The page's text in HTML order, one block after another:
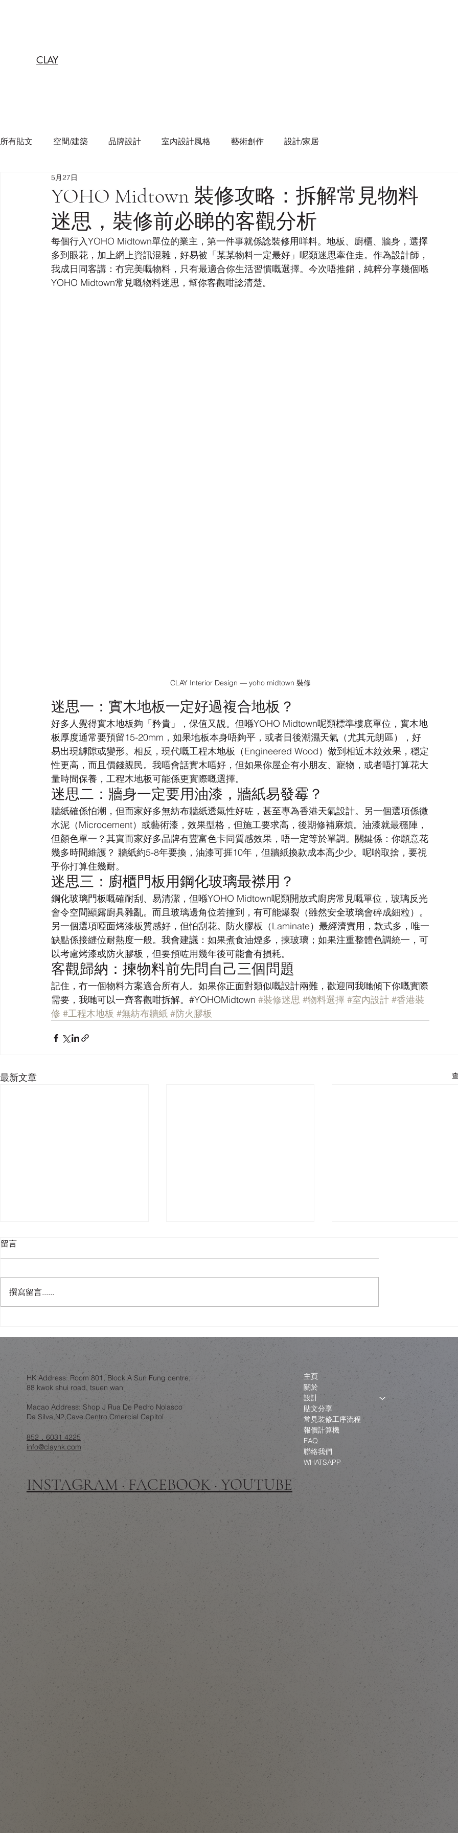
CLAY
所有貼文 空間/建築 品牌設計 室內設計風格 藝術創作 設計/家居
YOHO Midtown 裝修攻略：拆解常見物料
迷思，裝修前必睇的客觀分析
5月27日
每個行入YOHO Midtown單位的業主，第一件事就係諗裝修用咩料。地板、廚櫃、牆身，選擇
多到眼花，加上網上資訊混雜，好易被「某某物料一定最好」呢類迷思牽住走。作為設計師，
我成日同客講：冇完美嘅物料，只有最適合你生活習慣嘅選擇。今次唔推銷，純粹分享幾個喺
YOHO Midtown常見嘅物料迷思，幫你客觀咁諗清楚。
CLAY Interior Design — yoho midtown 裝修
迷思一：實木地板一定好過複合地板？
好多人覺得實木地板夠「矜貴」，保值又靚。但喺YOHO Midtown呢類標準樓底單位，實木地
板厚度通常要預留15-20mm，如果地板本身唔夠平，或者日後潮濕天氣（尤其元朗區），好
易出現罅隙或變形。相反，現代嘅工程木地板（Engineered Wood）做到相近木紋效果，穩定
性更高，而且價錢親民。我唔會話實木唔好，但如果你屋企有小朋友、寵物，或者唔打算花大
量時間保養，工程木地板可能係更實際嘅選擇。
迷思二：牆身一定要用油漆，牆紙易發霉？
牆紙確係怕潮，但而家好多無紡布牆紙透氣性好咗，甚至專為香港天氣設計。另一個選項係微
水泥（Microcement）或藝術漆，效果型格，但施工要求高，後期修補麻煩。油漆就最穩陣，
但顏色單一？其實而家好多品牌有豐富色卡同質感效果，唔一定等於單調。關鍵係：你願意花
幾多時間維護？ 牆紙約5-8年要換，油漆可捱10年，但牆紙換款成本高少少。呢啲取捨，要視
乎你打算住幾耐。
迷思三：廚櫃門板用鋼化玻璃最襟用？
鋼化玻璃門板嘅確耐刮、易清潔，但喺YOHO Midtown呢類開放式廚房常見嘅單位，玻璃反光
會令空間顯露廚具雜亂。而且玻璃邊角位若撞到，有可能爆裂（雖然安全玻璃會碎成細粒）。
另一個選項啞面烤漆板質感好，但怕刮花。防火膠板（Laminate）最經濟實用，款式多，唯一
缺點係接縫位耐熱度一般。我會建議：如果煮食油煙多，揀玻璃；如果注重整體色調統一，可
以考慮烤漆或防火膠板，但要預咗用幾年後可能會有損耗。
客觀歸納：揀物料前先問自己三個問題
記住，冇一個物料方案適合所有人。如果你正面對類似嘅設計兩難，歡迎同我哋傾下你嘅實際
需要，我哋可以一齊客觀咁拆解。#YOHOMidtown #裝修迷思 #物料選擇 #室內設計 #香港裝
修 #工程木地板 #無紡布牆紙 #防火膠板
最新文章
可以有「可開合屋頂」嘅智
慧？
錯視設計作為一層誘餌
練：結構限制下的設計取捨
留言
撰寫留言......
HK Address: Room 801, Block A Sun Fung centre,
88 kwok shui road, tsuen wan
Macao Address: Shop J Rua De Pedro Nolasco
Da Silva,N2,Cave Centro Cmercial Capitol
852．6031 4225
info@clayhk.com
INSTAGRAM · FACEBOOK · YOUTUBE
主頁
關於
設計
貼文分享
常見裝修工序流程
報價計算機
FAQ
聯絡我們
WHATSAPP